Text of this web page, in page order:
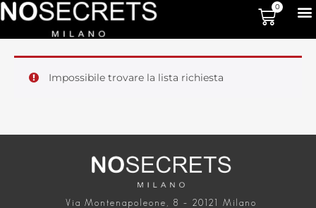
0
Impossibile trovare la lista richiesta
Via Montenapoleone, 8 – 20121 Milano